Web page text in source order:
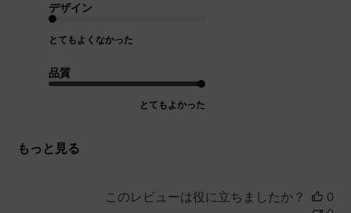
デザイン
とてもよくなかった
品質
とてもよかった
もっと見る
このレビューは役に立ちましたか？
0